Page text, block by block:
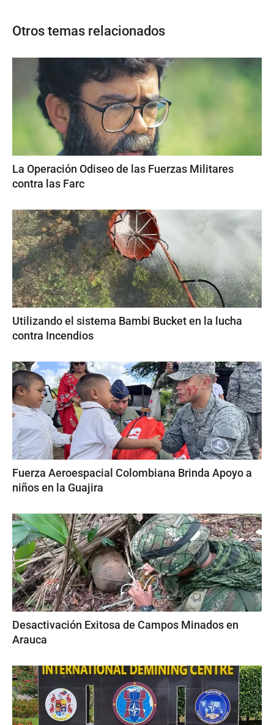
Otros temas relacionados
La Operación Odiseo de las Fuerzas Militares
contra las Farc
Utilizando el sistema Bambi Bucket en la lucha
contra Incendios
Fuerza Aeroespacial Colombiana Brinda Apoyo a
niños en la Guajira
Desactivación Exitosa de Campos Minados en
Arauca